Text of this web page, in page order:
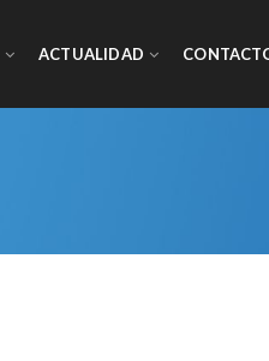
ACTUALIDAD